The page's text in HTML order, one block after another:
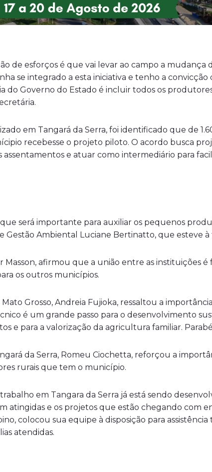
de esforços é que vai levar ao campo a
se integrado a esta iniciativa e tenho a
do Governo do Estado é incluir todos os
em Tangará da Serra, foi identificado que de
recebesse o projeto piloto. O acordo busca
assentamentos e atuar como intermediário para
será importante para auxiliar os pequenos
Gestão Ambiental Luciane Bertinatto, que esteve
Masson, afirmou que a união entre as instituições
os outros municípios.
Grosso, Andreia Fujioka, ressaltou a
é um grande passo para o desenvolvimento
e para a valorização da agricultura familiar.
da Serra, Romeu Ciochetta, reforçou a
rurais que tem o município.
em Tangara da Serra já está sendo
atingidas e os projetos que estão chegando com
colocou sua equipe à disposição para
atendidas.